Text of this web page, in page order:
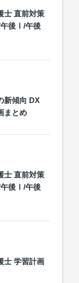
士 直前対策
後Ⅰ/午後
新傾向 DX
まとめ
士 直前対策
後Ⅰ/午後
士 学習計画